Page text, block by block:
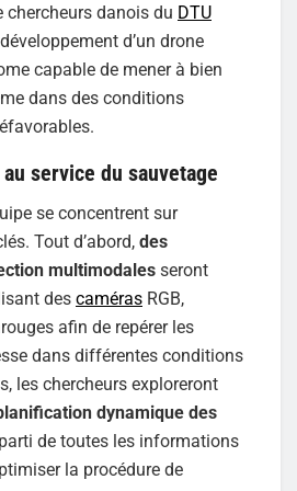
chercheurs danois du DTU
d’un drone
capable de mener à bien
dans des conditions
service du sauvetage
se concentrent sur
Tout d’abord, des
multimodales seront
des caméras RGB,
afin de repérer les
dans différentes conditions
les chercheurs exploreront
dynamique des
de toutes les informations
la procédure de